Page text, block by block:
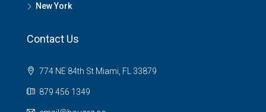
New York
Contact Us
774 NE 84th St Miami, FL 33879
879 456 1349